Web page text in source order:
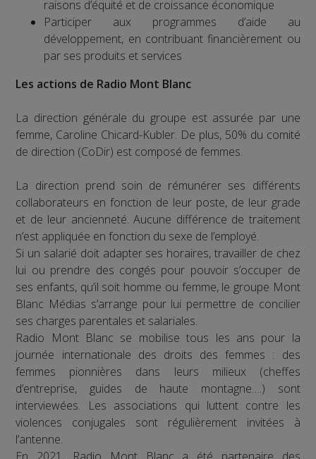
raisons d’équité et de croissance économique
Participer aux programmes d’aide au
développement, en contribuant financièrement ou
par ses produits et services
Les actions de Radio Mont Blanc
La direction générale du groupe est assurée par une
femme, Caroline Chicard-Kubler. De plus, 50% du comité
de direction (CoDir) est composé de femmes.
La direction prend soin de rémunérer ses différents
collaborateurs en fonction de leur poste, de leur grade
et de leur ancienneté. Aucune différence de traitement
n’est appliquée en fonction du sexe de l’employé.
Si un salarié doit adapter ses horaires, travailler de chez
lui ou prendre des congés pour pouvoir s’occuper de
ses enfants, qu’il soit homme ou femme, le groupe Mont
Blanc Médias s’arrange pour lui permettre de concilier
ses charges parentales et salariales.
Radio Mont Blanc se mobilise tous les ans pour la
journée internationale des droits des femmes : des
femmes pionnières dans leurs milieux (cheffes
d’entreprise, guides de haute montagne….) sont
interviewées. Les associations qui luttent contre les
violences conjugales sont régulièrement invitées à
l’antenne.